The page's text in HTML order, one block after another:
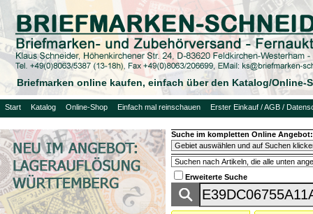
Briefmarken online kaufen, einfach über den Katalog/Online-
Start Katalog Online-Shop Einfach mal reinschauen Erster Einkauf / AGB /
Suche im kompletten Online Angebot:
Erweiterte Suche